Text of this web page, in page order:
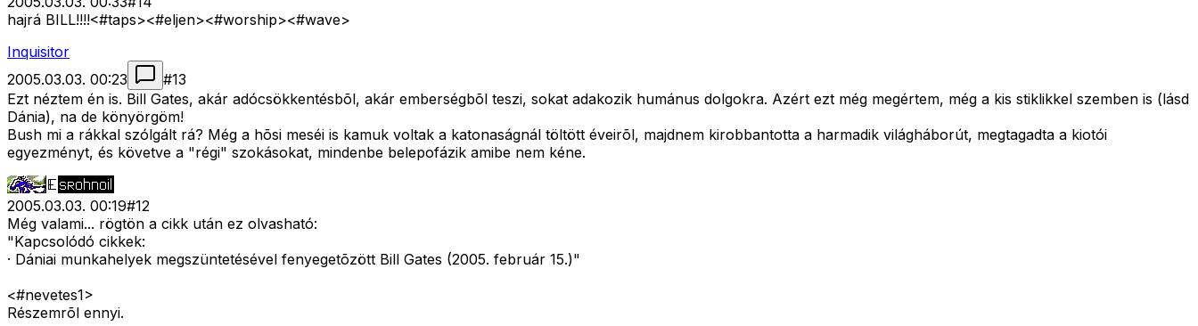
hajrá BILL!!!!<#taps><#eljen><#worship><#wave>
Inquisitor
2005.03.03. 00:23
#13
Ezt néztem én is. Bill Gates, akár adócsökkentésbõl, akár emberségbõl teszi, sokat adakozik humánus dolgokra. Azért ezt még megértem, még a kis stiklikkel szemben is (lásd
Dánia), na de könyörgöm!
Bush mi a rákkal szólgált rá? Még a hõsi meséi is kamuk voltak a katonaságnál töltött éveirõl, majdnem kirobbantotta a harmadik világháborút, megtagadta a kiotói
egyezményt, és követve a "régi" szokásokat, mindenbe belepofázik amibe nem kéne.
2005.03.03. 00:19#12
Még valami... rögtön a cikk után ez olvasható:
"Kapcsolódó cikkek:
· Dániai munkahelyek megszüntetésével fenyegetõzött Bill Gates (2005. február 15.)"
<#nevetes1>
Részemrõl ennyi.